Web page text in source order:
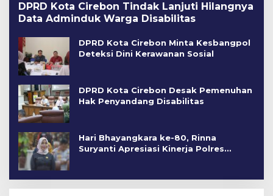
DPRD Kota Cirebon Tindak Lanjuti Hilangnya
Data Adminduk Warga Disabilitas
DPRD Kota Cirebon Minta Kesbangpol
Deteksi Dini Kerawanan Sosial
DPRD Kota Cirebon Desak Pemenuhan
Hak Penyandang Disabilitas
Hari Bhayangkara ke-80, Rinna
Suryanti Apresiasi Kinerja Polres